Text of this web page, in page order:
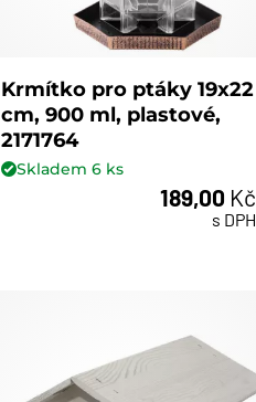
Krmítko pro ptáky 19x22
cm, 900 ml, plastové,
2171764
Skladem6 ks
189,00 Kč
s DPH